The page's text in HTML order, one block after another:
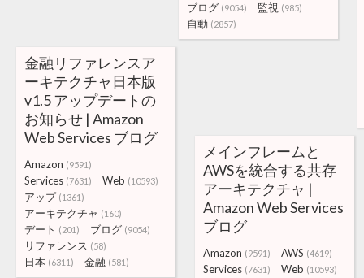
ブログ (9054) 監視 (985)
自動 (2857)
金融リファレンスア
ーキテクチャ日本版
v1.5 アップデートの
お知らせ | Amazon
Web Services ブログ
Amazon (9591)
Services (7631) Web (10593)
アップ (1361)
アーキテクチャ (160)
デート (201) ブログ (9054)
リファレンス (58)
日本 (6311) 金融 (581)
メインフレームと
AWSを統合する共存
アーキテクチャ |
Amazon Web Services
ブログ
Amazon (9591) AWS (4619)
Services (7631) Web (10593)